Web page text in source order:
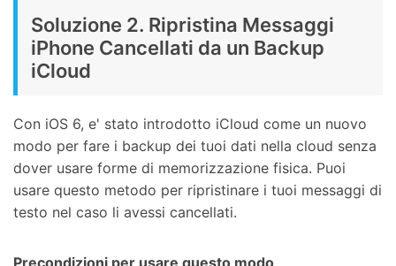
Soluzione 2. Ripristina Messaggi
iPhone Cancellati da un Backup
iCloud
Con iOS 6, e' stato introdotto iCloud come un nuovo
modo per fare i backup dei tuoi dati nella cloud senza
dover usare forme di memorizzazione fisica. Puoi
usare questo metodo per ripristinare i tuoi messaggi di
testo nel caso li avessi cancellati.